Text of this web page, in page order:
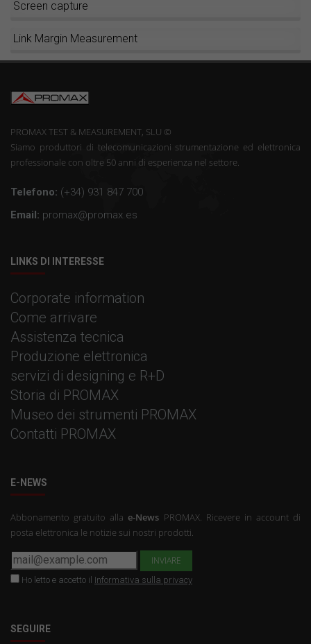
Screen capture
Link Margin Measurement
PROMAX TEST & MEASUREMENT, SLU ©
Siamo produttori di telecomunicazioni strumentazione ed elettronica
professionale con oltre 50 anni di esperienza nel settore.
Telefono: (+34) 931 847 700
Email: promax@promax.es
LINKS DI INTERESSE
Corporate information
Come arrivare
Assistenza tecnica
Produzione elettronica
servizi di designing e R+D
Storia di PROMAX
Museo dei strumenti PROMAX
Contatti PROMAX
E-NEWS
Abbonamento gratuito alla e-News PROMAX. Ricevere in account di
posta elettronica le notizie sui nostri prodotti.
Ho letto e accetto il Informativa sulla privacy
SEGUIRE